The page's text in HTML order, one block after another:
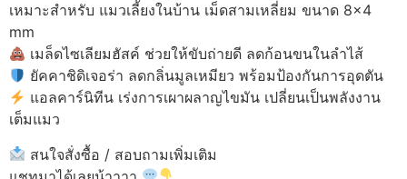
เหมาะสำหรับ แมวเลี้ยงในบ้าน เม็ดสามเหลี่ยม ขนาด 8×4
mm
เมล็ดไซเลียมฮัสค์ ช่วยให้ขับถ่ายดี ลดก้อนขนในลำไส้
ยัคคาชิดิเจอร่า ลดกลิ่นมูลเหมียว พร้อมป้องกันการอุดตัน
แอลคาร์นิทีน เร่งการเผาผลาญไขมัน เปลี่ยนเป็นพลังงาน
เต็มแมว
สนใจสั่งซื้อ / สอบถามเพิ่มเติม